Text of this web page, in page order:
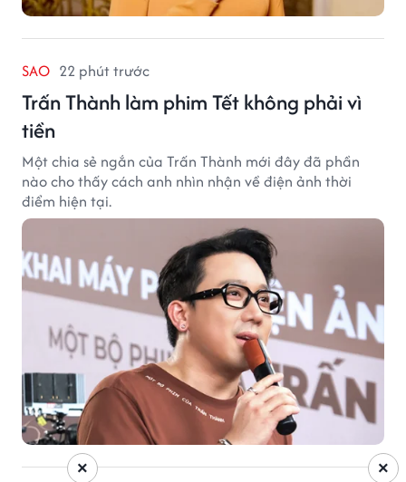
SAO 22 phút trước
Trấn Thành làm phim Tết không phải vì
tiền
Một chia sẻ ngắn của Trấn Thành mới đây đã phần
nào cho thấy cách anh nhìn nhận về điện ảnh thời
điểm hiện tại.
×
×